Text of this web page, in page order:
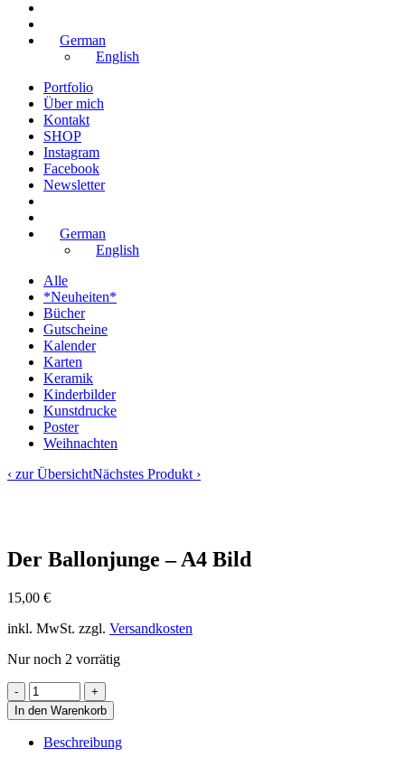
German
English
Portfolio
Über mich
Kontakt
SHOP
Instagram
Facebook
Newsletter
German
English
Alle
*Neuheiten*
Bücher
Gutscheine
Kalender
Karten
Keramik
Kinderbilder
Kunstdrucke
Poster
Weihnachten
‹ zur ÜbersichtNächstes Produkt ›
Der Ballonjunge – A4 Bild
15,00 €
inkl. MwSt. zzgl. Versandkosten
Nur noch 2 vorrätig
In den Warenkorb
Beschreibung